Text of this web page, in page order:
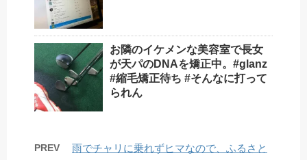
お隣のイケメンな美容室で長女
が天パのDNAを矯正中。#glanz
#縮毛矯正待ち #そんなに打って
られん
PREV
雨でチャリに乗れずヒマなので、ふるさと